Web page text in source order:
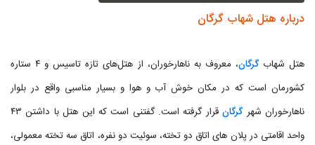
درباره هتل شهاب گرگان
هتل شهابگرگان
، معروف به ناهارخوران، از هتل‌های تازه تاسیس و ۴ ستاره
کشورمان است که در مکان خوش آب و هوا و بسیار مناسبی واقع در بلوار
ناهارخوران شهرگرگان
قرار گرفته است. گفتنی است که این هتل با داشتن ۴۳
واحد اقامتی در پلان های اتاق دو تخته، سوئیت دو نفره، اتاق سه تخته معمولی،